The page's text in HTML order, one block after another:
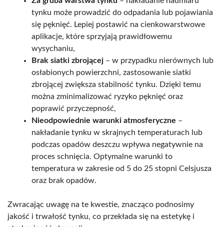
tynku może prowadzić do odpadania lub pojawiania
się pęknięć. Lepiej postawić na cienkowarstwowe
aplikacje, które sprzyjają prawidłowemu
wysychaniu,
Brak siatki zbrojącej – w przypadku nierównych lub
osłabionych powierzchni, zastosowanie siatki
zbrojącej zwiększa stabilność tynku. Dzięki temu
można zminimalizować ryzyko pęknięć oraz
poprawić przyczepność,
Nieodpowiednie warunki atmosferyczne –
nakładanie tynku w skrajnych temperaturach lub
podczas opadów deszczu wpływa negatywnie na
proces schnięcia. Optymalne warunki to
temperatura w zakresie od 5 do 25 stopni Celsjusza
oraz brak opadów.
Zwracając uwagę na te kwestie, znacząco podnosimy
jakość i trwałość tynku, co przekłada się na estetykę i